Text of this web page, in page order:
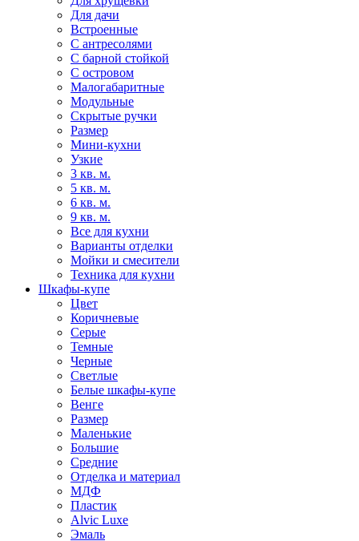
Для дачи
Встроенные
С антресолями
С барной стойкой
С островом
Малогабаритные
Модульные
Скрытые ручки
Размер
Мини-кухни
Узкие
3 кв. м.
5 кв. м.
6 кв. м.
9 кв. м.
Все для кухни
Варианты отделки
Мойки и смесители
Техника для кухни
Шкафы-купе
Цвет
Коричневые
Серые
Темные
Черные
Светлые
Белые шкафы-купе
Венге
Размер
Маленькие
Большие
Средние
Отделка и материал
МДФ
Пластик
Alvic Luxe
Эмаль